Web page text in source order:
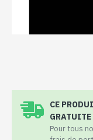
CE
GRATUITE
Pour tous